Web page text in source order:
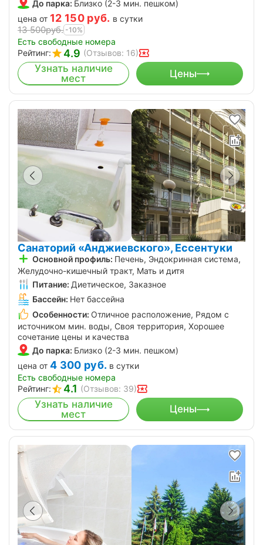
До парка: Близко (2-3 мин. пешком)
цена от 12 150 руб. в сутки
13 500руб. -10%
Есть свободные номера
Рейтинг:
4.9 (Отзывов: 16)
Узнать наличие
мест
Цены
Санаторий «Анджиевского», Ессентуки
Основной профиль: Печень, Эндокринная система,
Желудочно-кишечный тракт, Мать и дитя
Питание: Диетическое, Заказное
Бассейн: Нет бассейна
Особенности: Отличное расположение, Рядом с
источником мин. воды, Своя территория, Хорошее
сочетание цены и качества
До парка: Близко (2-3 мин. пешком)
цена от 4 300 руб. в сутки
Есть свободные номера
Рейтинг:
4.1 (Отзывов: 39)
Узнать наличие
мест
Цены